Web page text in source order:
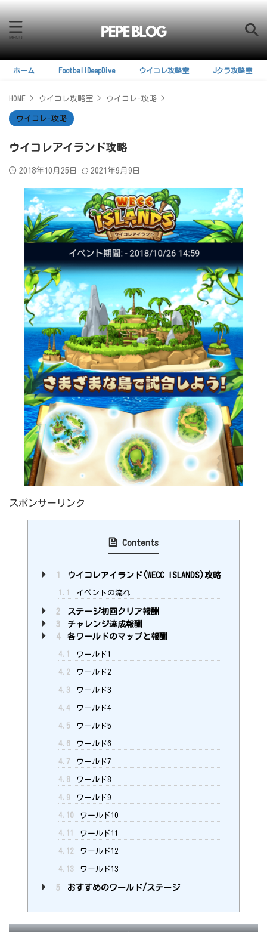
ホーム FootballDeepDive ウイコレ攻略室 Jクラ攻略室
HOME > ウイコレ攻略室 > ウイコレ-攻略 >
ウイコレ-攻略
ウイコレアイランド攻略
2018年10月25日 2021年9月9日
スポンサーリンク
Contents
1 ウイコレアイランド(WECC ISLANDS)攻略
1.1 イベントの流れ
2
ステージ初回クリア報酬
3
チャレンジ達成報酬
4
各ワールドのマップと報酬
4.1 ワールド1
4.2 ワールド2
4.3 ワールド3
4.4 ワールド4
4.5 ワールド5
4.6 ワールド6
4.7 ワールド7
4.8 ワールド8
4.9 ワールド9
4.10 ワールド10
4.11 ワールド11
4.12 ワールド12
4.13 ワールド13
5 おすすめのワールド/ステージ